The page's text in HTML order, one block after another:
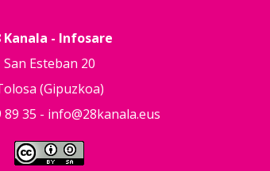
Kanala - Infosare
San Esteban 20
(Gipuzkoa)
89 35 - info@28kanala.eus